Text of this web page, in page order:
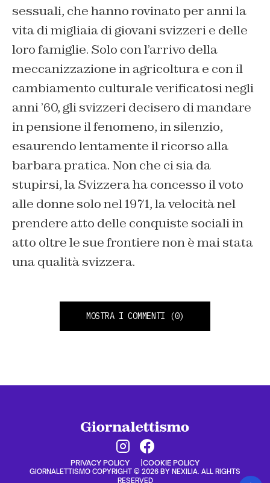
sessuali, che hanno rovinato per anni la
vita di migliaia di giovani svizzeri e delle
loro famiglie. Solo con l’arrivo della
meccanizzazione in agricoltura e con il
cambiamento culturale verificatosi negli
anni ’60, gli svizzeri decisero di mandare
in pensione il fenomeno, in silenzio,
esaurendo lentamente il ricorso alla
barbara pratica. Non che ci sia da
stupirsi, la Svizzera ha concesso il voto
alle donne solo nel 1971, la velocità nel
prendere atto delle conquiste sociali in
atto oltre le sue frontiere non è mai stata
una qualità svizzera.
MOSTRA I COMMENTI (0)
PRIVACY POLICY COOKIE POLICY
GIORNALETTISMO COPYRIGHT © 2026 BY NEXILIA. ALL RIGHTS
RESERVED